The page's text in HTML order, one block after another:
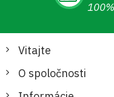
Vitajte
O spoločnosti